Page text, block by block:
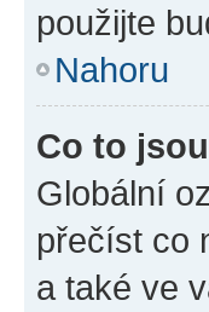
použijte
Nahoru
Co to
Globální
přečíst co
a také ve